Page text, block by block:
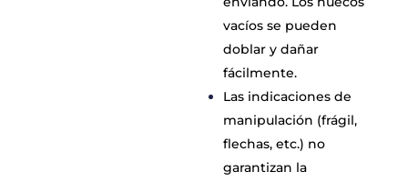
vacíos se pueden
doblar y dañar
fácilmente.
Las indicaciones de
manipulación (frágil,
flechas, etc.) no
garantizan la